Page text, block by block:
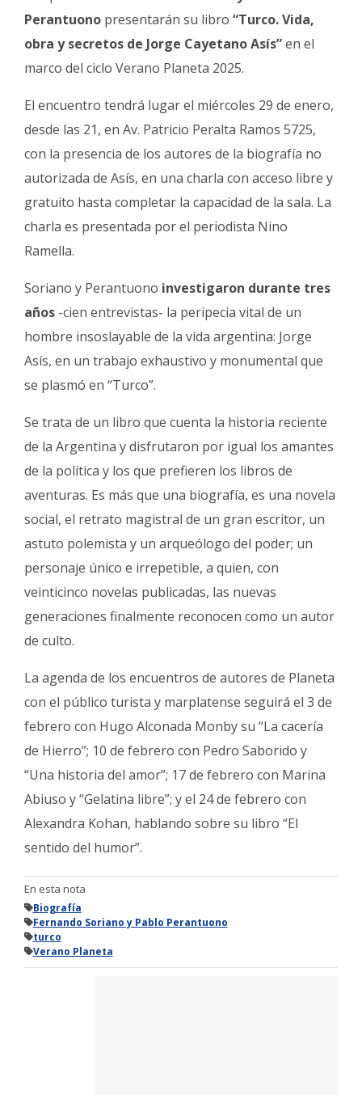
Fúnebres
Perantuono presentarán su libro “Turco. Vida,
obra y secretos de Jorge Cayetano Asís”en el
marco del ciclo Verano Planeta 2025.
El encuentro tendrá lugar el miércoles 29 de enero,
desde las 21, en Av. Patricio Peralta Ramos 5725,
con la presencia de los autores de la biografía no
autorizada de Asís, en una charla con acceso libre y
gratuito hasta completar la capacidad de la sala. La
charla es presentada por el periodista Nino
Ramella.
Soriano y Perantuono investigaron durante tres
años -cien entrevistas- la peripecia vital de un
hombre insoslayable de la vida argentina: Jorge
Asís, en un trabajo exhaustivo y monumental que
se plasmó en “Turco”.
Se trata de un libro que cuenta la historia reciente
de la Argentina y disfrutaron por igual los amantes
de la política y los que prefieren los libros de
aventuras. Es más que una biografía, es una novela
social, el retrato magistral de un gran escritor, un
astuto polemista y un arqueólogo del poder; un
personaje único e irrepetible, a quien, con
veinticinco novelas publicadas, las nuevas
generaciones finalmente reconocen como un autor
de culto.
La agenda de los encuentros de autores de Planeta
con el público turista y marplatense seguirá el 3 de
febrero con Hugo Alconada Monby su “La cacería
de Hierro”; 10 de febrero con Pedro Saborido y
“Una historia del amor”; 17 de febrero con Marina
Abiuso y “Gelatina libre”; y el 24 de febrero con
Alexandra Kohan, hablando sobre su libro “El
sentido del humor”.
En esta nota
Biografía
Fernando Soriano y Pablo Perantuono
turco
Verano Planeta